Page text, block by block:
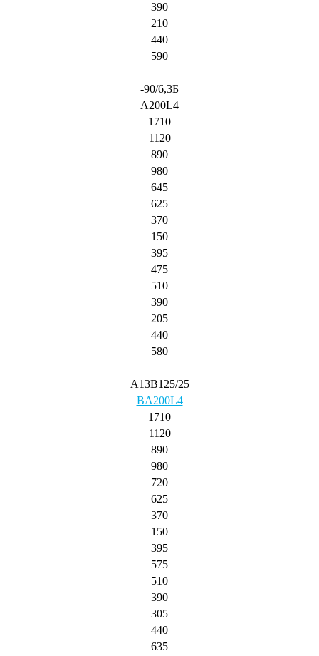
390
210
440
590
-90/6,3Б
A200L4
1710
1120
890
980
645
625
370
150
395
475
510
390
205
440
580
A13B125/25
BA200L4
1710
1120
890
980
720
625
370
150
395
575
510
390
305
440
635